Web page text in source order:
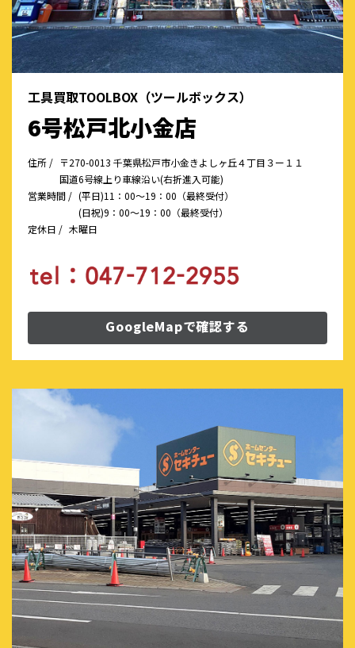
工具買取TOOLBOX（ツールボックス）
6号松戸北小金店
住所 / 〒270-0013 千葉県松戸市小金きよしヶ丘４丁目３ー１１
国道6号線上り車線沿い(右折進入可能)
営業時間 / (平日)11：00～19：00（最終受付）
(日祝)9：00～19：00（最終受付）
定休日 / 木曜日
GoogleMapで確認する